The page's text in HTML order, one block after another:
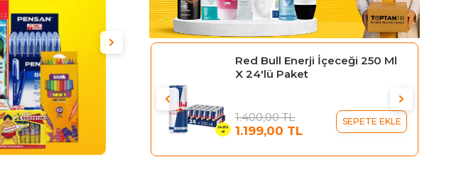
Gillette Blue 3 Tıraş Bıçağı 10'lu
Kartela Comfort Plus
329,95 TL
289,95 TL
SEPETE EKLE